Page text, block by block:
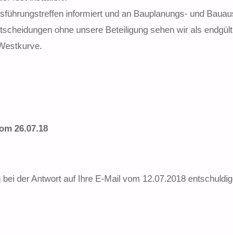
informiert und an Bauplanungs- und
ohne unsere Beteiligung sehen wir als
26.07.18
der Antwort auf Ihre E-Mail vom 12.07.2018